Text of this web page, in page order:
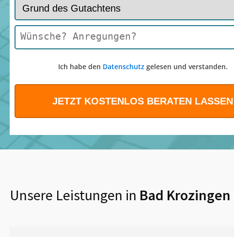
Ich habe den Datenschutzgelesen und verstanden.
Unsere Leistungen in Bad Krozingen